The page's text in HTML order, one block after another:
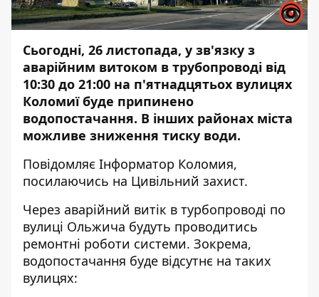
Сьогодні, 26 листопада, у зв'язку з
аварійним витоком в трубопроводі від
10:30 до 21:00 на п'ятнадцятьох вулицях
Коломиї буде припинено
водопостачання. В інших районах міста
можливе зниження тиску води.
Повідомляє Інформатор Коломия,
посилаючись на Цивільний захист.
Через аварійний витік в турбопроводі по
вулиці Ольжича будуть проводитись
ремонтні роботи системи. Зокрема,
водопостачання буде відсутнє на таких
вулицях: